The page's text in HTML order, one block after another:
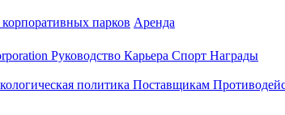
парков Аренда
Руководство Карьера Спорт Награды
политика Поставщикам